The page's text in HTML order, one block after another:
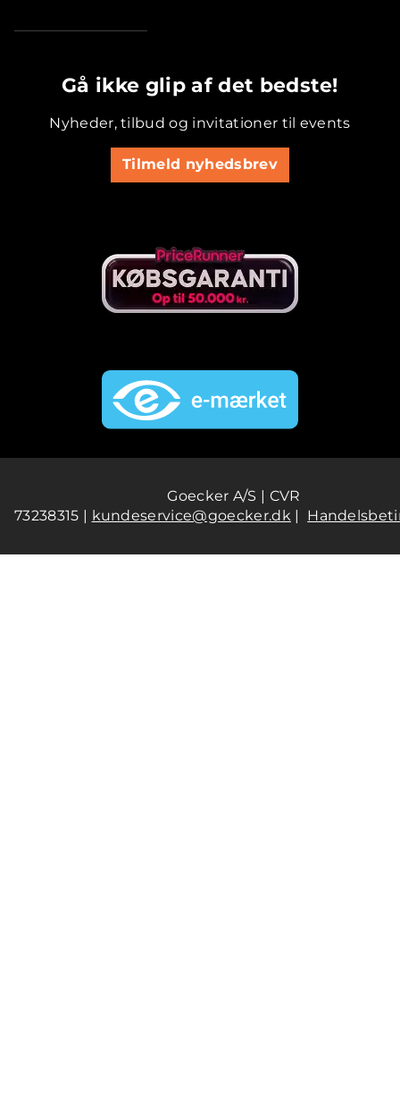
Gå ikke glip af det bedste!
Nyheder, tilbud og invitationer til events
Tilmeld nyhedsbrev
Goecker A/S | CVR
73238315 | kundeservice@goecker.dk|